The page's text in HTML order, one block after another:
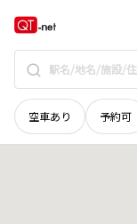
空車あり 予約可
鳥取県